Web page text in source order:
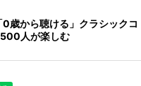
0歳から聴ける」クラシックコ
人が楽しむ